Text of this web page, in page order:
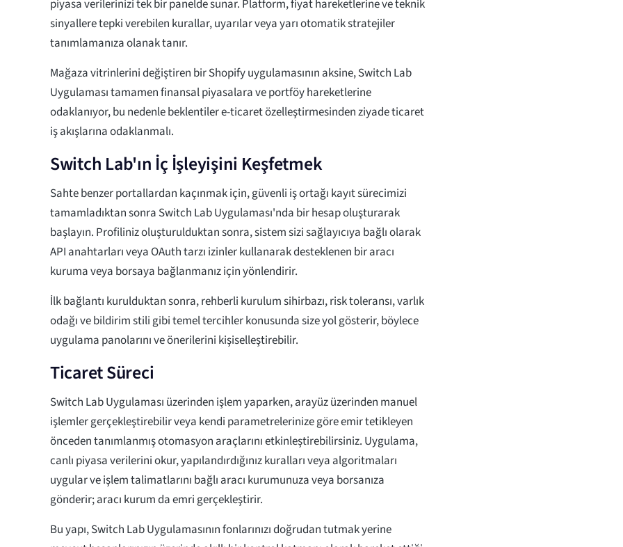
piyasa verilerinizi tek bir panelde sunar. Platform, fiyat hareketlerine ve teknik
sinyallere tepki verebilen kurallar, uyarılar veya yarı otomatik stratejiler
tanımlamanıza olanak tanır.
Mağaza vitrinlerini değiştiren bir Shopify uygulamasının aksine, Switch Lab
Uygulaması tamamen finansal piyasalara ve portföy hareketlerine
odaklanıyor, bu nedenle beklentiler e-ticaret özelleştirmesinden ziyade ticaret
iş akışlarına odaklanmalı.
Switch Lab'ın İç İşleyişini Keşfetmek
Sahte benzer portallardan kaçınmak için, güvenli iş ortağı kayıt sürecimizi
tamamladıktan sonra Switch Lab Uygulaması'nda bir hesap oluşturarak
başlayın. Profiliniz oluşturulduktan sonra, sistem sizi sağlayıcıya bağlı olarak
API anahtarları veya OAuth tarzı izinler kullanarak desteklenen bir aracı
kuruma veya borsaya bağlanmanız için yönlendirir.
İlk bağlantı kurulduktan sonra, rehberli kurulum sihirbazı, risk toleransı, varlık
odağı ve bildirim stili gibi temel tercihler konusunda size yol gösterir, böylece
uygulama panolarını ve önerilerini kişiselleştirebilir.
Ticaret Süreci
Switch Lab Uygulaması üzerinden işlem yaparken, arayüz üzerinden manuel
işlemler gerçekleştirebilir veya kendi parametrelerinize göre emir tetikleyen
önceden tanımlanmış otomasyon araçlarını etkinleştirebilirsiniz. Uygulama,
canlı piyasa verilerini okur, yapılandırdığınız kuralları veya algoritmaları
uygular ve işlem talimatlarını bağlı aracı kurumunuza veya borsanıza
gönderir; aracı kurum da emri gerçekleştirir.
Bu yapı, Switch Lab Uygulamasının fonlarınızı doğrudan tutmak yerine